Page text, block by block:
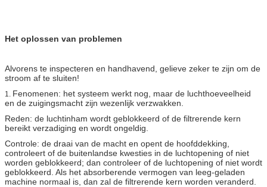
Het oplossen van problemen
Alvorens te inspecteren en handhavend, gelieve zeker te zijn om de
stroom af te sluiten!
1. Fenomenen: het systeem werkt nog, maar de luchthoeveelheid
en de zuigingsmacht zijn wezenlijk verzwakken.
Reden: de luchtinham wordt geblokkeerd of de filtrerende kern
bereikt verzadiging en wordt ongeldig.
Controle: de draai van de macht en opent de hoofddekking,
controleert of de buitenlandse kwesties in de luchtopening of niet
worden geblokkeerd; dan controleer of de luchtopening of niet wordt
geblokkeerd. Als het absorberende vermogen van leeg-geladen
machine normaal is, dan zal de filtrerende kern worden veranderd.